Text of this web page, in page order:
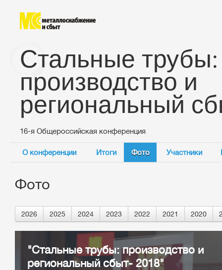
Стальные трубы:
производство и
региональный
16-я Общероссийская конференция
О конференции Итоги Фото Участники
Фото
2026 2025 2024 2023 2022 2021 2020
"Стальные трубы: производство и
региональный сбыт- 2018"